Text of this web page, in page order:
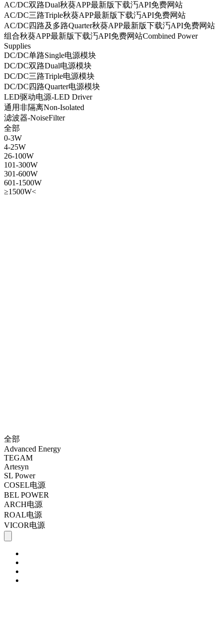
AC/DC双路Dual秋葵APP最新版下载汅API免费网站
AC/DC三路Triple秋葵APP最新版下载汅API免费网站
AC/DC四路及多路Quarter秋葵APP最新版下载汅API免费网站
组合秋葵APP最新版下载汅API免费网站Combined Power
Supplies
DC/DC单路Single电源模块
DC/DC双路Dual电源模块
DC/DC三路Triple电源模块
DC/DC四路Quarter电源模块
LED驱动电源-LED Driver
通用非隔离Non-Isolated
滤波器-NoiseFilter
全部
0-3W
4-25W
26-100W
101-300W
301-600W
601-1500W
≥1500W<
全部
Advanced Energy
TEGAM
Artesyn
SL Power
COSEL电源
BEL POWER
ARCH电源
ROAL电源
VICOR电源